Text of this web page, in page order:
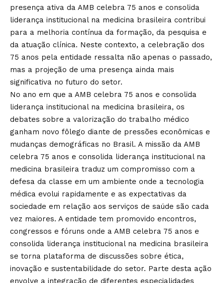
presença ativa da AMB celebra 75 anos e consolida
liderança institucional na medicina brasileira contribui
para a melhoria contínua da formação, da pesquisa e
da atuação clínica. Neste contexto, a celebração dos
75 anos pela entidade ressalta não apenas o passado,
mas a projeção de uma presença ainda mais
significativa no futuro do setor.
No ano em que a AMB celebra 75 anos e consolida
liderança institucional na medicina brasileira, os
debates sobre a valorização do trabalho médico
ganham novo fôlego diante de pressões econômicas e
mudanças demográficas no Brasil. A missão da AMB
celebra 75 anos e consolida liderança institucional na
medicina brasileira traduz um compromisso com a
defesa da classe em um ambiente onde a tecnologia
médica evolui rapidamente e as expectativas da
sociedade em relação aos serviços de saúde são cada
vez maiores. A entidade tem promovido encontros,
congressos e fóruns onde a AMB celebra 75 anos e
consolida liderança institucional na medicina brasileira
se torna plataforma de discussões sobre ética,
inovação e sustentabilidade do setor. Parte desta ação
envolve a integração de diferentes especialidades